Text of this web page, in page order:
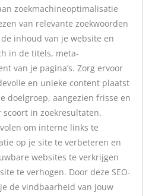
zoekmachineoptimalisatie
van relevante zoekwoorden
inhoud van je website en
in de titels, meta-
van je pagina’s. Zorg ervoor
en unieke content plaatst
doelgroep, aangezien frisse en
in zoekresultaten.
om interne links te
op je site te verbeteren en
websites te verkrijgen
te verhogen. Door deze SEO-
de vindbaarheid van jouw